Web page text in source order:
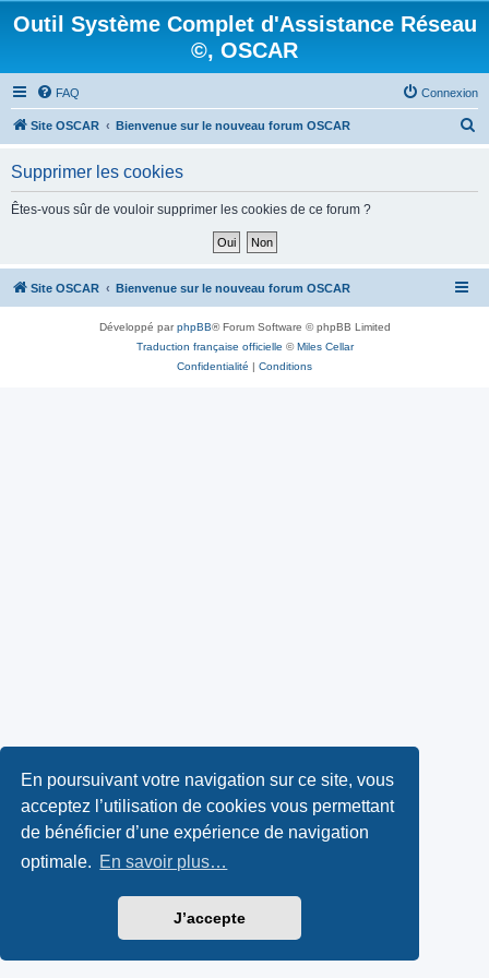
En poursuivant votre navigation sur ce site, vous
acceptez l’utilisation de cookies vous permettant
de bénéficier d’une expérience de navigation
optimale. En savoir plus…
J’accepte
Outil Système Complet d'Assistance Réseau
©, OSCAR
FAQ Connexion
Site OSCAR Bienvenue sur le nouveau forum OSCAR
h
Supprimer les cookies
Êtes-vous sûr de vouloir supprimer les cookies de ce forum ?
Site OSCAR Bienvenue sur le nouveau forum OSCAR
Développé parphpBB® Forum Software © phpBB Limited
Traduction française officielle ©Miles Cellar
Confidentialité | Conditions